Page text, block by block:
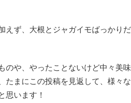
えず、大根とジャガイモばっかりだ
のや、やったことないけど中々美味
たまにこの投稿を見返して、様々な
思います！